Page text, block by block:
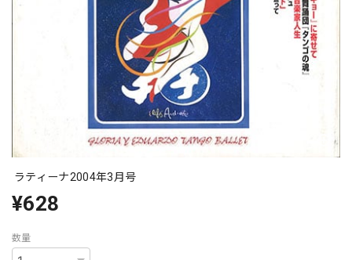
ラティーナ2004年3月号
¥628
数量